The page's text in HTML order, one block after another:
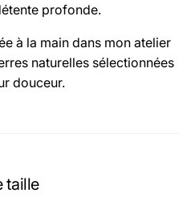
profonde.
à la main dans mon atelier
naturelles sélectionnées
douceur.
taille